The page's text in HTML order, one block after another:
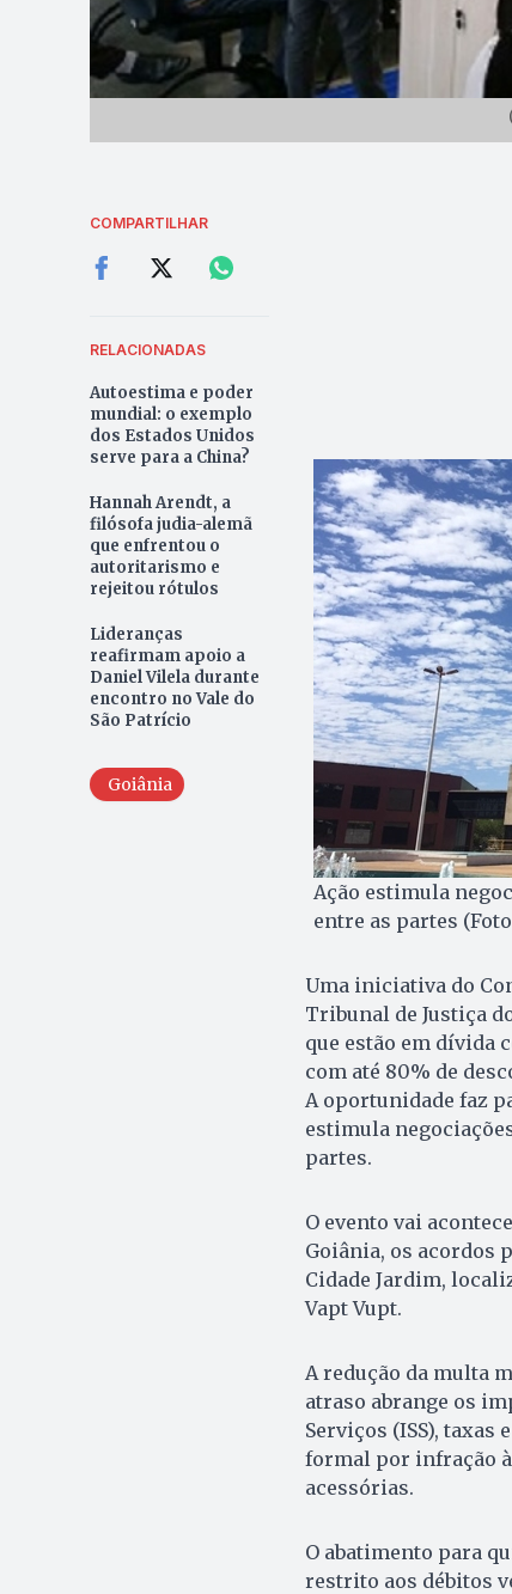
COMPARTILHAR
RELACIONADAS
Autoestima e poder
mundial: o exemplo
dos Estados Unidos
serve para a China?
Hannah Arendt, a
filósofa judia-alemã
que enfrentou o
autoritarismo e
rejeitou rótulos
Lideranças
reafirmam apoio a
Daniel Vilela durante
encontro no Vale do
São Patrício
Goiânia
Ação estimula
entre as partes
Uma iniciativa do
Tribunal de Justiça
que estão em dívida
com até 80% de
A oportunidade faz
estimula
partes.
O evento vai
Goiânia, os acordos
Cidade Jardim,
Vapt Vupt.
A redução da multa
atraso abrange os
Serviços (ISS),
formal por infração
acessórias.
O abatimento para
restrito aos débitos